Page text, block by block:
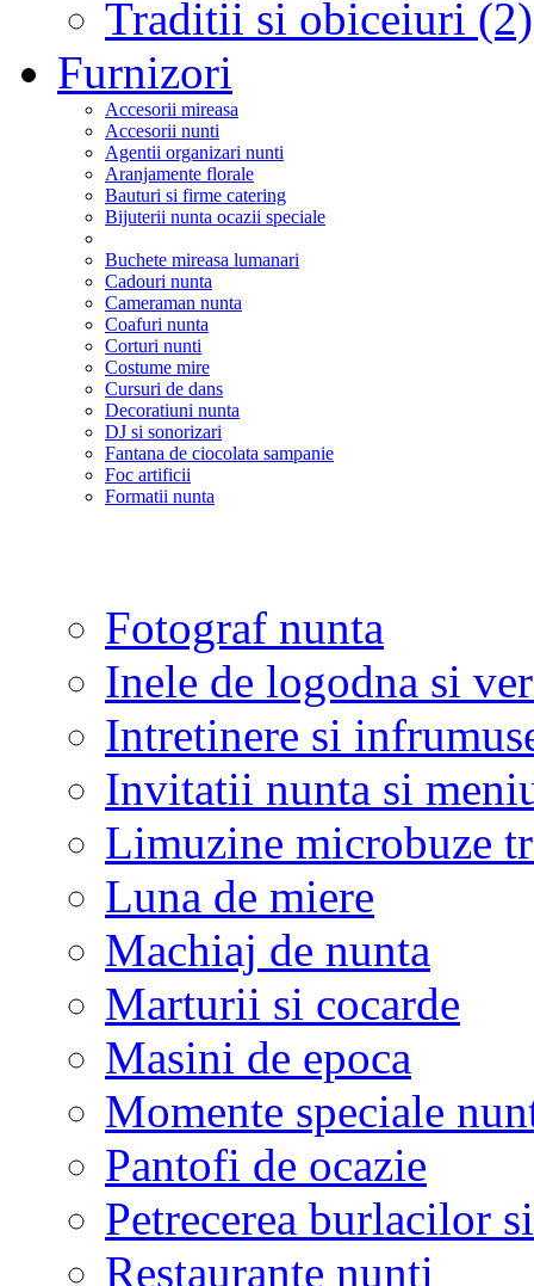
Traditii si obiceiuri (2)
Furnizori
Accesorii mireasa
Accesorii nunti
Agentii organizari nunti
Aranjamente florale
Bauturi si firme catering
Bijuterii nunta ocazii speciale
Buchete mireasa lumanari
Cadouri nunta
Cameraman nunta
Coafuri nunta
Corturi nunti
Costume mire
Cursuri de dans
Decoratiuni nunta
DJ si sonorizari
Fantana de ciocolata sampanie
Foc artificii
Formatii nunta
Fotograf nunta
Inele de logodna si
Intretinere si
Invitatii nunta si
Limuzine microbuze
Luna de miere
Machiaj de nunta
Marturii si cocarde
Masini de epoca
Momente speciale
Pantofi de ocazie
Petrecerea burlacilor
Restaurante nunti